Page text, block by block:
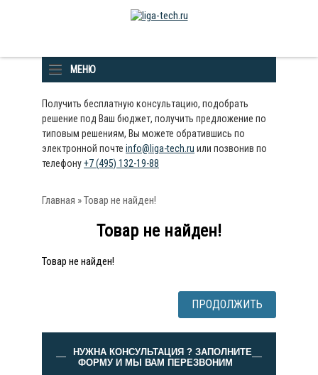
МЕНЮ
Получить бесплатную консультацию, подобрать
решение под Ваш бюджет, получить предложение по
типовым решениям, Вы можете обратившись по
электронной почте info@liga-tech.ru или позвонив по
телефону+7 (495) 132-19-88
Главная » Товар не найден!
Товар не найден!
Товар не найден!
ПРОДОЛЖИТЬ
НУЖНА КОНСУЛЬТАЦИЯ ? ЗАПОЛНИТЕ
ФОРМУ И МЫ ВАМ ПЕРЕЗВОНИМ